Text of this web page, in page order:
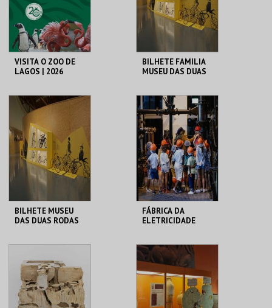
COMPRAR COMPRAR
VISITA O ZOO DE
LAGOS | 2026
ZOO DE LAGOS
MAIS INFO
COMPRAR
BILHETE FAMILIA
MUSEU DAS DUAS
M2R
MAIS INFO
COMPRAR
BILHETE MUSEU
DAS DUAS RODAS
MAIS INFO
FÁBRICA DA
ELETRICIDADE
MAAT
MAIS INFO